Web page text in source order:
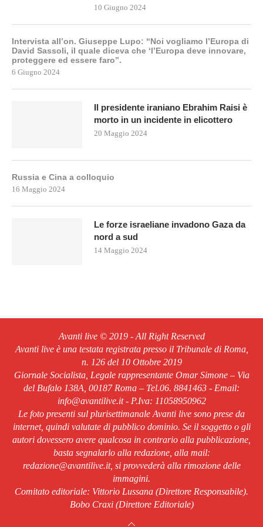
10 Giugno 2024
Intervista all’on. Giuseppe Lupo: “Noi vogliamo l’Europa di
David Sassoli, il quale diceva che ‘l’Europa deve innovare,
proteggere ed essere faro”.
6 Giugno 2024
Il presidente iraniano Ebrahim Raisi è
morto in un incidente in elicottero
20 Maggio 2024
Russia e Cina a colloquio
16 Maggio 2024
Le forze israeliane invadono Gaza da
nord a sud
14 Maggio 2024
Avanti live © 2019 - All Right Reserved
Avanti live è una testata registrata presso il Tribunale di Roma,
n. 126 del 10 Ottobre 2019
Giornale Socialista, Legale rappresentante Omar Simone – Via
del Bufalo 138A, 00187 Roma – Tel.06. 8841463 - Email:
info@avantilive.it - P.Iva: 11058950962
Le foto presenti sul plurisettimanale Avanti live sono prese da
internet, quindi valutate di pubblico dominio. Se il soggetto o gli
autori dovessero avere qualcosa in contrario alla pubblicazione,
basta segnalarlo alla redazione, alla mail:
redazione@avantilive.it, si provvederà alla rimozione delle
immagini.
Comitato editoriale: Vittorio Lussana (Direttore Responsabile).
Bobo Craxi (Direttore Editoriale)